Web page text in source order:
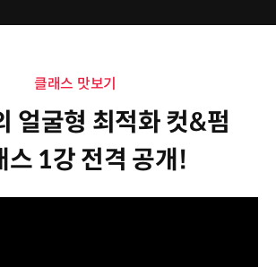
클래스 맛보기
얼굴형 최적화 컷&펌
스 1강 전격 공개!